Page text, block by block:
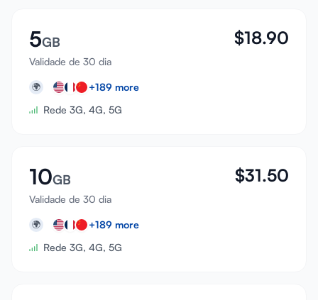
5GB
Validade de 30 dia
$18.90
🌍 +189 more
Rede 3G, 4G, 5G
10GB
Validade de 30 dia
$31.50
🌍 +189 more
Rede 3G, 4G, 5G